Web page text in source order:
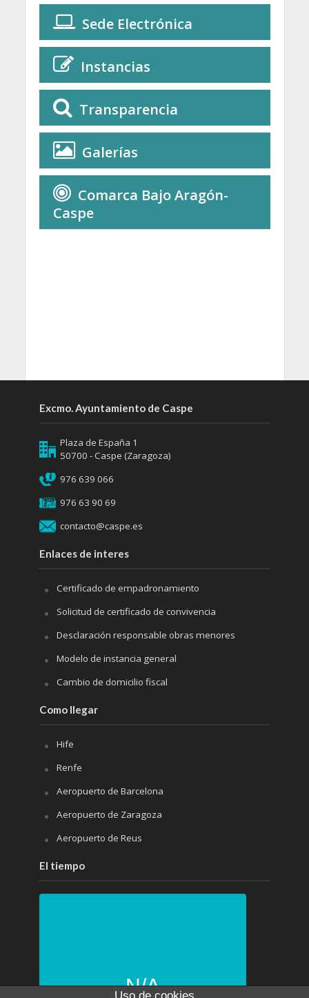
Sede Electrónica
Instancias
Transparencia
Galerías
Comarca Bajo Aragón-
Caspe
Excmo. Ayuntamiento de Caspe
Plaza de España 1
50700 - Caspe (Zaragoza)
976 639 066
976 63 90 69
contacto@caspe.es
Enlaces de interes
Certificado de empadronamiento
Solicitud de certificado de convivencia
Desclaración responsable obras menores
Modelo de instancia general
Cambio de domicilio fiscal
Como llegar
Hife
Renfe
Aeropuerto de Barcelona
Aeropuerto de Zaragoza
Aeropuerto de Reus
El tiempo
N/A